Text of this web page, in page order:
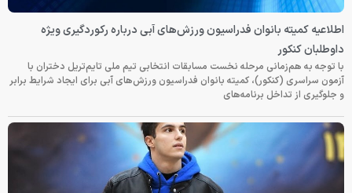
اطلاعیه کمیته بانوان فدراسیون ورزش‌های آبی درباره رکوردگیری ویژه
داوطلبان کنکور
با توجه به هم‌زمانی مرحله نخست مسابقات انتخابی تیم ملی تایم‌تریل دختران با
آزمون سراسری (کنکور)، کمیته بانوان فدراسیون ورزش‌های آبی برای ایجاد شرایط برابر
و جلوگیری از تداخل برنامه‌های